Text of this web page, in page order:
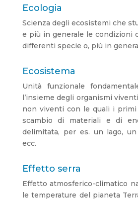
Ecologia
Scienza degli ecosistemi che
e più in generale le condizioni
differenti specie o, più in
Ecosistema
Unità funzionale
l’insieme degli organismi
non viventi con le quali i
scambio di materiali e di
delimitata, per es. un lago,
ecc.
Effetto serra
Effetto atmosferico-climatico
le temperature del pianeta